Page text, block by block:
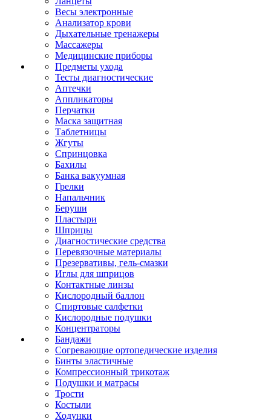
Весы электронные
Анализатор крови
Дыхательные тренажеры
Массажеры
Медицинские приборы
Предметы ухода
Тесты диагностические
Аптечки
Аппликаторы
Перчатки
Маска защитная
Таблетницы
Жгуты
Спринцовка
Бахилы
Банка вакуумная
Грелки
Напальчник
Беруши
Пластыри
Шприцы
Диагностические средства
Перевязочные материалы
Презервативы, гель-смазки
Иглы для шприцов
Контактные линзы
Кислородный баллон
Спиртовые салфетки
Кислородные подушки
Концентраторы
Бандажи
Согревающие ортопедические изделия
Бинты эластичные
Компрессионный трикотаж
Подушки и матрасы
Трости
Костыли
Ходунки